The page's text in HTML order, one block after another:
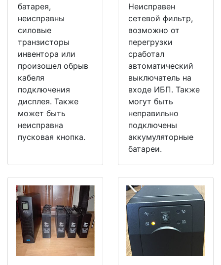
батарея,
неисправны
силовые
транзисторы
инвентора или
произошел обрыв
кабеля
подключения
дисплея. Также
может быть
неисправна
пусковая кнопка.
Неисправен
сетевой фильтр,
возможно от
перегрузки
сработал
автоматический
выключатель на
входе ИБП. Также
могут быть
неправильно
подключены
аккумуляторные
батареи.